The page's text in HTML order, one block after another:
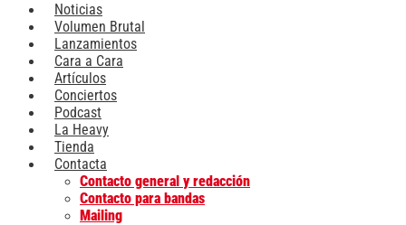
Noticias
Volumen Brutal
Lanzamientos
Cara a Cara
Artículos
Conciertos
Podcast
La Heavy
Tienda
Contacta
Contacto general y redacción
Contacto para bandas
Mailing